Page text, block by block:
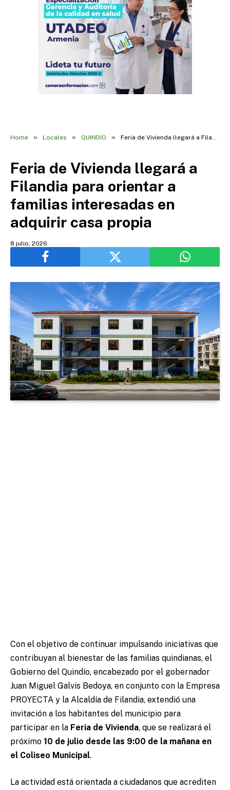
Home » Locales » QUINDÍO » Feria de Vivienda llegará a Filandia para orientar a familias interesadas en adquirir casa propia
Feria de Vivienda llegará a
Filandia para orientar a
familias interesadas en
adquirir casa propia
8 julio, 2026
Con el objetivo de continuar impulsando iniciativas que
contribuyan al bienestar de las familias quindianas, el
Gobierno del Quindío, encabezado por el gobernador
Juan Miguel Galvis Bedoya, en conjunto con la Empresa
PROYECTA y la Alcaldía de Filandia, extendió una
invitación a los habitantes del municipio para
participar en la Feria de Vivienda, que se realizará el
próximo 10 de julio desde las 9:00 de la mañana en
el Coliseo Municipal.
La actividad está orientada a ciudadanos que acrediten